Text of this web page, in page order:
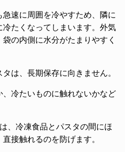
速に周囲を冷やすため、隣に
たくなってしまいます。外気
の内側に水分がたまりやすく
は、長期保存に向きません。
冷たいものに触れないかなど
、冷凍食品とパスタの間にほ
接触れるのを防げます。